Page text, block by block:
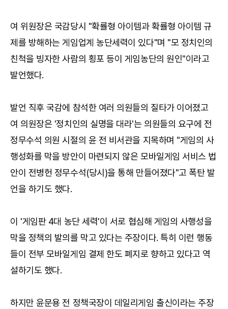
여 위원장은 국감당시 "확률형 아이템과 확률형 아이템 규
제를 방해하는 게임업계 농단세력이 있다"며 "모 정치인의
친척을 빙자한 사람의 횡포 등이 게임농단의 원인"이라고
발언했다.
발언 직후 국감에 참석한 여러 의원들의 질타가 이어졌고
여 의원장은 '정치인의 실명을 대라'는 의원들의 요구에 전
정무수석 의원 시절의 윤 전 비서관을 지목하며 "게임의 사
행성화를 막을 방안이 마련되지 않은 모바일게임 서비스 법
안이 전병헌 정무수석(당시)을 통해 만들어졌다"고 폭탄 발
언을 하기도 했다.
이 '게임판 4대 농단 세력'이 서로 협심해 게임의 사행성을
막을 정책의 발의를 막고 있다는 주장이다. 특히 이런 행동
들이 전부 모바일게임 결제 한도 폐지로 향하고 있다고 역
설하기도 했다.
하지만 윤문용 전 정책국장이 데일리게임 출신이라는 주장